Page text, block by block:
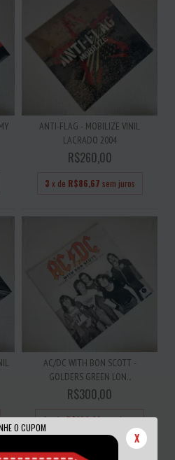
O CUPOM
X
ANTI-FLAG - MOBILIZE VINIL
LACRADO 2004
R$260,00
3 x de R$86,67 sem juros
AC/DC WITH BON SCOTT -
GOLDERS GREEN LON...
R$300,00
3x deR$100,00sem juros